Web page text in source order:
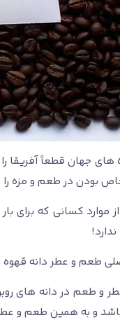
بودن در طعم و مزه را
موارد کسانی که برای
طعم و عطر دانه قهوه
و طعم در دانه های
و به همین طعم و